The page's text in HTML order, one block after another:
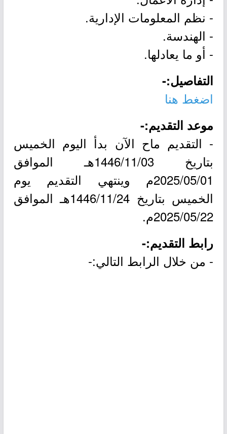
- نظم المعلومات الإدارية.
- الهندسة.
- أو ما يعادلها.
التفاصيل:-
اضغط هنا
موعد التقديم:-
- التقديم ماح الآن بدأ اليوم الخميس
بتاريخ 1446/11/03هـ الموافق
2025/05/01م وينتهي التقديم يوم
الخميس بتاريخ 1446/11/24هـ الموافق
2025/05/22م.
رابط التقديم:-
- من خلال الرابط التالي:-